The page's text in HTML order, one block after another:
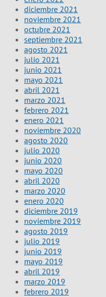
diciembre 2021
noviembre 2021
octubre 2021
septiembre 2021
agosto 2021
julio 2021
junio 2021
mayo 2021
abril 2021
marzo 2021
febrero 2021
enero 2021
noviembre 2020
agosto 2020
julio 2020
junio 2020
mayo 2020
abril 2020
marzo 2020
enero 2020
diciembre 2019
noviembre 2019
agosto 2019
julio 2019
junio 2019
mayo 2019
abril 2019
marzo 2019
febrero 2019